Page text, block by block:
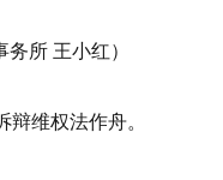
务所 王小红）
维权法作舟。